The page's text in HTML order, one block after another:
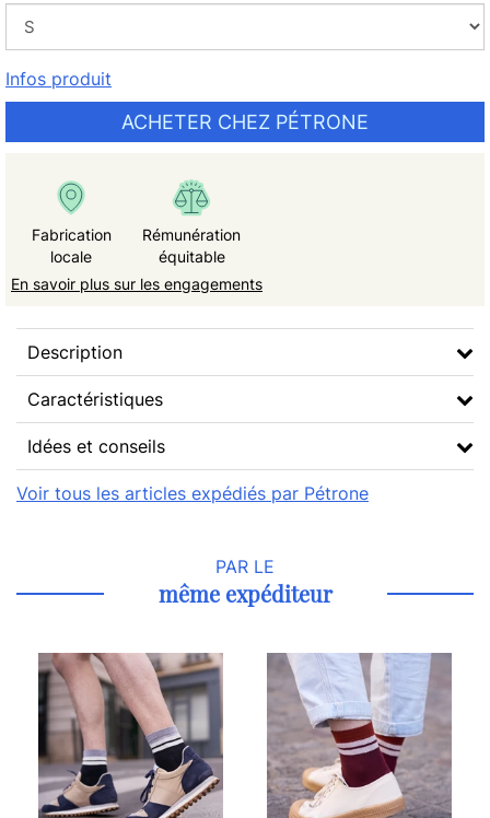
Infos produit
ACHETER CHEZ PÉTRONE
Fabrication
locale
Rémunération
équitable
En savoir plus sur les engagements
Description
Caractéristiques
Idées et conseils
Voir tous les articles expédiés par Pétrone
PAR LE
même expéditeur